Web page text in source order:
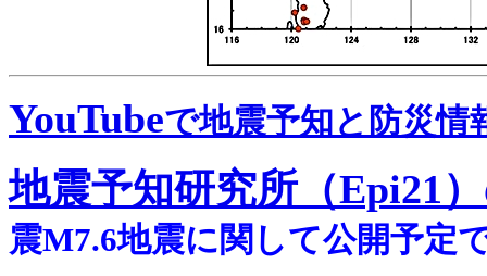
YouTubeで地震予知と防災情
地震予知研究所（Epi21
震M7.6地震に関して公開予定